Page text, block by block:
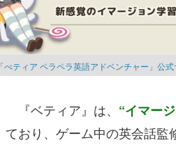
「べティア ペラペラ英語アドベンチャー」公
『ベティア』は、 “イマー
ており、ゲーム中の英会話